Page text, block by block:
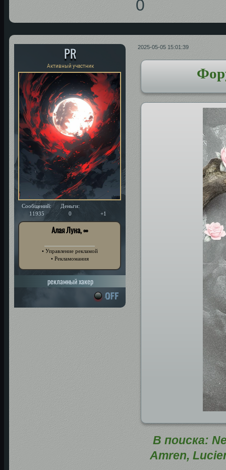
0
2025-05-05 15:01:39
PR
Активный участник
Сообщений:
11935
Деньги:
0
+1
Алая Луна, ∞
• Управление рекламой
• Рекламомания
рекламный хакер
В поиска:
Amren,